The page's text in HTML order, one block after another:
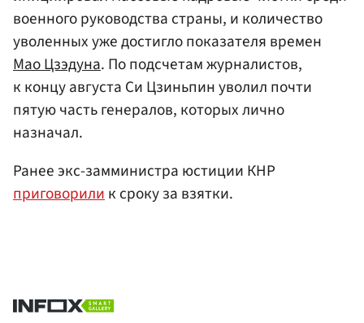
военного руководства страны, и количество
уволенных уже достигло показателя времен
Мао Цзэдуна. По подсчетам журналистов,
к концу августа Си Цзиньпин уволил почти
пятую часть генералов, которых лично
назначал.
Ранее экс-замминистра юстиции КНР
приговорилик сроку за взятки.